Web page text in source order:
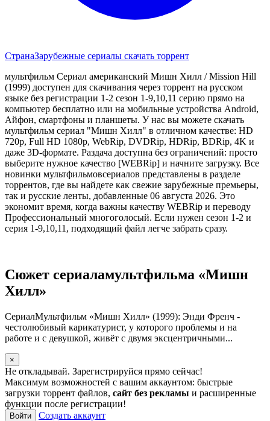
СтранаЗарубежные сериалы скачать торрент
мультфильм Сериал американский Мишн Хилл / Mission Hill
(1999) доступен для скачивания через торрент на русском
языке без регистрации 1-2 сезон 1-9,10,11 серию прямо на
компьютер бесплатно или на мобильные устройства Android,
Айфон, смартфоны и планшеты. У нас вы можете скачать
мультфильм сериал "Мишн Хилл" в отличном качестве: HD
720p, Full HD 1080p, WebRip, DVDRip, HDRip, BDRip, 4K и
даже 3D-формате. Раздача доступна без ограничений: просто
выберите нужное качество [WEBRip] и начните загрузку. Все
новинки мультфильмовсериалов представлены в разделе
торрентов, где вы найдете как свежие зарубежные премьеры,
так и русские ленты, добавленные 06 августа 2026. Это
экономит время, когда важны качеству WEBRip и переводу
Профессиональный многоголосый. Если нужен сезон 1-2 и
серия 1-9,10,11, подходящий файл легче забрать сразу.
Сюжет сериаламультфильма «Мишн
Хилл»
СериалМультфильм «Мишн Хилл» (1999): Энди Френч -
честолюбивый карикатурист, у которого проблемы и на
работе и с девушкой, живёт с двумя эксцентричными...
×
Не откладывай. Зарегистрируйся прямо сейчас!
Максимум возможностей с вашим аккаунтом: быстрые
загрузки торрент файлов, сайт без рекламы и расширенные
функции после регистрации!
Войти Создать аккаунт